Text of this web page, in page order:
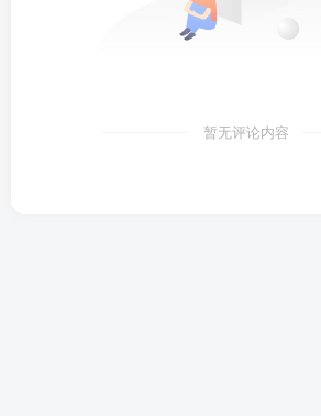
暂无评论内容